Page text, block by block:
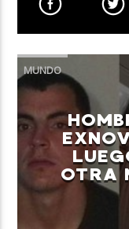
CANCIÓN ACTUAL
TÍTULO
ARTISTA
Neiva Estereo
MUNDO
OTRA